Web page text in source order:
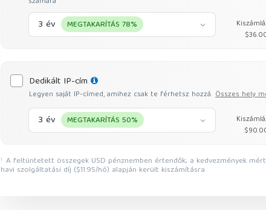
3 év MEGTAKARÍTÁS 78%
Dedikált IP-cím
Legyen saját IP-címed, amihez csak te férhetsz hozzá. Összes hely
3 év MEGTAKARÍTÁS 50%
1 A feltüntetett összegek USD pénznemben értendők; a kedvezmények mértéke a jelenleg érvényes
havi szolgáltatási díj ($11.95/hó) alapján került kiszámításra